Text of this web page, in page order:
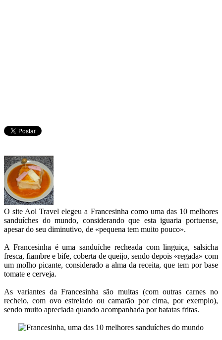
O site Aol Travel elegeu a Francesinha como uma das 10 melhores
sanduíches do mundo, considerando que esta iguaria portuense,
apesar do seu diminutivo, de «pequena tem muito pouco».
A Francesinha é uma sanduíche recheada com linguiça, salsicha
fresca, fiambre e bife, coberta de queijo, sendo depois «regada» com
um molho picante, considerado a alma da receita, que tem por base
tomate e cerveja.
As variantes da Francesinha são muitas (com outras carnes no
recheio, com ovo estrelado ou camarão por cima, por exemplo),
sendo muito apreciada quando acompanhada por batatas fritas.